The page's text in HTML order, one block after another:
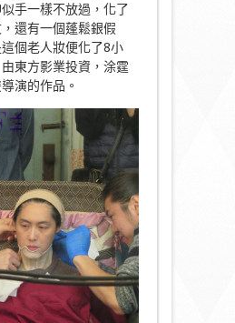
手一樣不放過，化了
還有一個蓬鬆銀假
個老人妝便化了8小
東方影業投資，涂霆
演的作品。